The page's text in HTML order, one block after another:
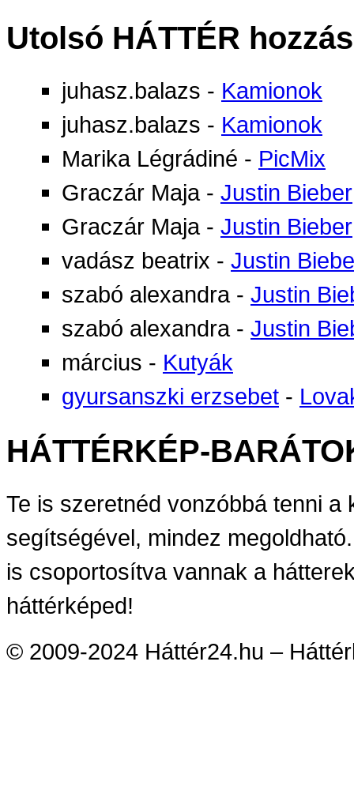
Utolsó HÁTTÉR
juhasz.balazs - Kamionok
juhasz.balazs - Kamionok
Marika Légrádiné - PicMix
Graczár Maja - Justin Bieber
Graczár Maja - Justin Bieber
vadász beatrix - Justin
szabó alexandra - Justin
szabó alexandra - Justin
március - Kutyák
gyursanszki erzsebet -
HÁTTÉRKÉP-
Te is szeretnéd vonzóbbá tenni
segítségével, mindez
is csoportosítva vannak a
háttérképed!
© 2009-2024 Háttér24.hu –